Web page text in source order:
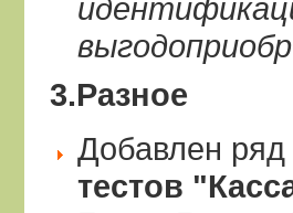
3.Разное
Добавлен
тестов